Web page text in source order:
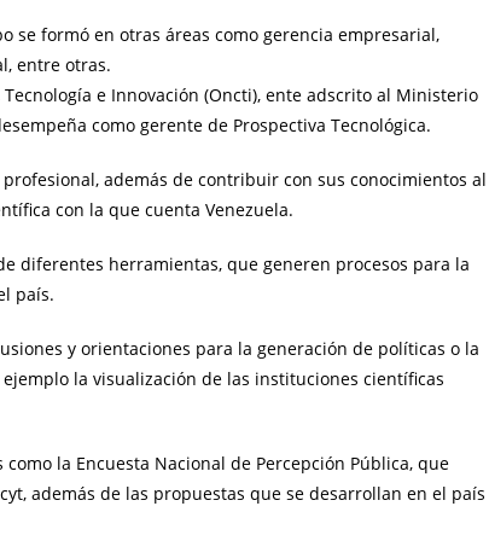
se formó en otras áreas como gerencia empresarial,
entre otras.
e Innovación (Oncti), ente adscrito al Ministerio
como gerente de Prospectiva Tecnológica.
además de contribuir con sus conocimientos al
con la que cuenta Venezuela.
diferentes herramientas, que generen procesos para la
país.
y orientaciones para la generación de políticas o la
la visualización de las instituciones científicas
la Encuesta Nacional de Percepción Pública, que
además de las propuestas que se desarrollan en el país